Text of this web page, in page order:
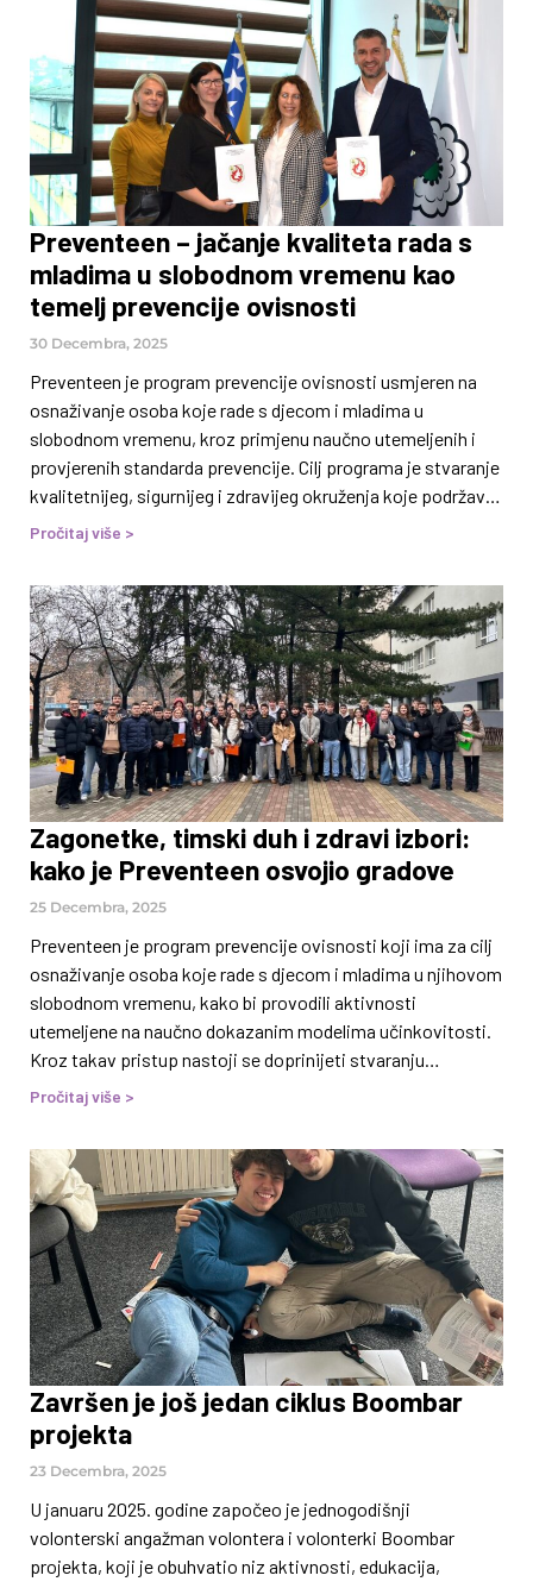
direktorica Sarajevo Photography Festivala i dobitnica
priznanja Žena godine za 2025. godinu
magazina Harper’s Bazaar. Kroz teorijski i praktični dio
radionice, Aida je prenijela znanja i primjere o tome kako
fotografijom zabilježiti energiju, emociju i progres rada s
djecom,
Preventeen – jačanje kvaliteta rada s
mladima u slobodnom vremenu kao
temelj prevencije ovisnosti
30 Decembra, 2025
Preventeen je program prevencije ovisnosti usmjeren na
osnaživanje osoba koje rade s djecom i mladima u
slobodnom vremenu, kroz primjenu naučno utemeljenih i
provjerenih standarda prevencije. Cilj programa je stvaranje
kvalitetnijeg, sigurnijeg i zdravijeg okruženja koje podržava
pravilan rast i razvoj djece i mladih. Iako brojni akteri iz
svakodnevno doprinose dobrobiti djece i mladih, njihova
uloga u prevenciji ovisnosti često ostaje nedovoljno
prepoznata. Osobe koje rade s mladima, iako vođene
dobrom namjerom i entuzijazmom, često nemaju pristup
stručnim znanjima iz oblasti prevencije ovisnosti. Kao
Pročitaj više >
Zagonetke, timski duh i zdravi izbori:
kako je Preventeen osvojio gradove
25 Decembra, 2025
Preventeen je program prevencije ovisnosti koji ima za cilj
osnaživanje osoba koje rade s djecom i mladima u njihovom
slobodnom vremenu, kako bi provodili aktivnosti
utemeljene na naučno dokazanim modelima učinkovitosti.
Kroz takav pristup nastoji se doprinijeti stvaranju
kvalitetnijeg, sigurnijeg i zdravijeg okruženja za rast i razvoj
oblasti prevencije ovisnosti i unapređenja zdravlja, te
aktivno učestvuju u osmišljavanju i realizaciji aktivnosti
usmjerenih na očuvanje vlastitog zdravlja. Jedna od tih
aktivnosti je City Rally, odnosno kreativna i interaktivna
„potraga za blagom“ tokom koje mladi,
Pročitaj više >
Završen je još jedan ciklus Boombar
projekta
23 Decembra, 2025
U januaru 2025. godine započeo je jednogodišnji
volonterski angažman volontera i volonterki Boombar
projekta, koji je obuhvatio niz aktivnosti, edukacija,